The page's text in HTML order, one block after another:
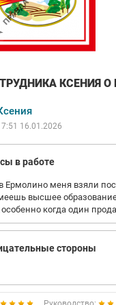
КСЕНИЯ
16.01.2026
в работе
Ермолино меня взяли
высшее
особенно когда один
стороны